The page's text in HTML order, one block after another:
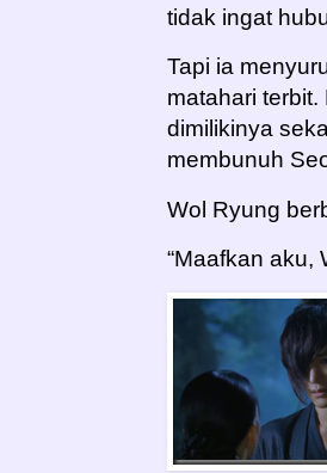
tidak ingat
Tapi ia
matahari
dimilikinya
membunuh
Wol Ryung
“Maafkan aku,